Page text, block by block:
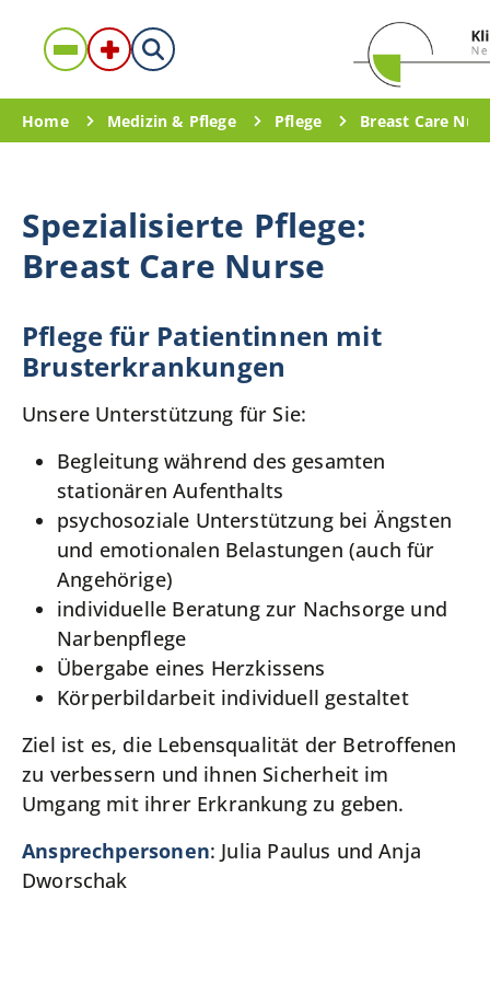
Home Medizin & Pflege Pflege Breast Care
Spezialisierte Pflege:
Breast Care Nurse
Pflege für Patientinnen mit
Brusterkrankungen
Unsere Unterstützung für Sie:
Begleitung während des gesamten
stationären Aufenthalts
psychosoziale Unterstützung bei Ängsten
und emotionalen Belastungen (auch für
Angehörige)
individuelle Beratung zur Nachsorge und
Narbenpflege
Übergabe eines Herzkissens
Körperbildarbeit individuell gestaltet
Ziel ist es, die Lebensqualität der Betroffenen
zu verbessern und ihnen Sicherheit im
Umgang mit ihrer Erkrankung zu geben.
Ansprechpersonen: Julia Paulus und Anja
Dworschak